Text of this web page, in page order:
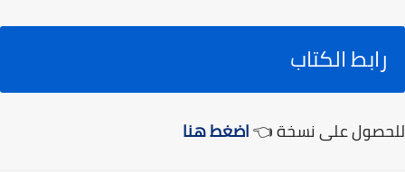
رابط الكتاب
للحصول على نسخة 👈اضغط هنا